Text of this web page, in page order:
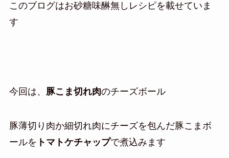
このブログはお砂糖味醂無しレシピを載せていま
す
今回は、 豚こま切れ肉のチーズボール
豚薄切り肉か細切れ肉にチーズを包んだ豚こまボ
ールを トマトケチャップで煮込みます